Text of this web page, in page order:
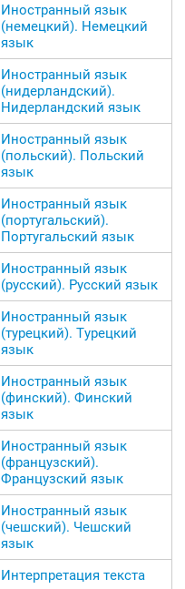
Иностранный язык
(немецкий). Немецкий
язык
Иностранный язык
(нидерландский).
Нидерландский язык
Иностранный язык
(польский). Польский
язык
Иностранный язык
(португальский).
Португальский язык
Иностранный язык
(русский). Русский язык
Иностранный язык
(турецкий). Турецкий
язык
Иностранный язык
(финский). Финский
язык
Иностранный язык
(французский).
Французский язык
Иностранный язык
(чешский). Чешский
язык
Интерпретация текста